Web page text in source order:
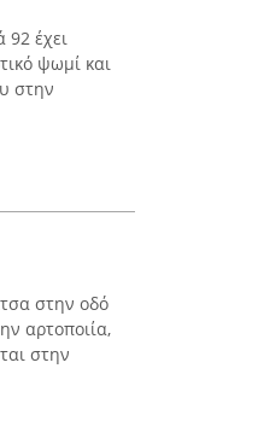
92 έχει
ψωμί και
στην
στην οδό
αρτοποιία,
στην